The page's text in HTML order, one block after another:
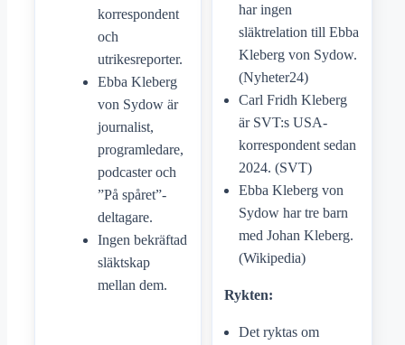
korrespondent
och
utrikesreporter.
Ebba Kleberg
von Sydow är
journalist,
programledare,
podcaster och
”På spåret”-
deltagare.
Ingen bekräftad
släktskap
mellan dem.
har ingen
släktrelation till Ebba
Kleberg von Sydow.
(Nyheter24)
Carl Fridh Kleberg
är SVT:s USA-
korrespondent sedan
2024. (SVT)
Ebba Kleberg von
Sydow har tre barn
med Johan Kleberg.
(Wikipedia)
Rykten:
Det ryktas om